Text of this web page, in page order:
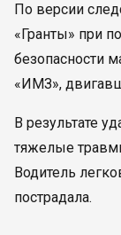
По версии
«Гранты» при
безопасности
«ИМЗ»,
В результате
тяжелые
Водитель
пострадала.